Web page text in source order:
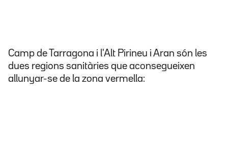
Camp de Tarragona i l'Alt Pirineu i Aran són les
dues regions sanitàries que aconsegueixen
allunyar-se de la zona vermella: